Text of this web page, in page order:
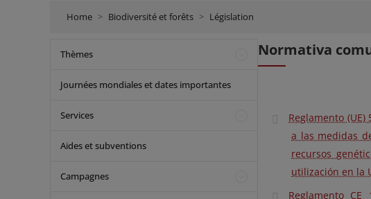
Home Biodiversité et forêts Législation
Thèmes
Journées mondiales et dates importantes
Services
Aides et subventions
Campagnes
Normativa
Reglamento
a las medidas
recursos
utilización en la
Reglamento